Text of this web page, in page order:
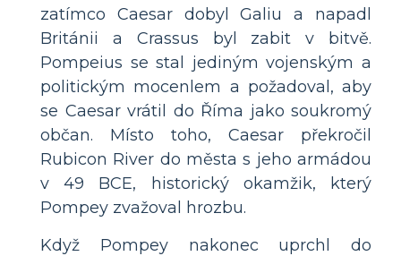
zatímco Caesar dobyl Galiu a napadl
Británii a Crassus byl zabit v bitvě.
Pompeius se stal jediným vojenským a
politickým mocenlem a požadoval, aby
se Caesar vrátil do Říma jako soukromý
občan. Místo toho, Caesar překročil
Rubicon River do města s jeho armádou
v 49 BCE, historický okamžik, který
Pompey zvažoval hrozbu.
Když Pompey nakonec uprchl do